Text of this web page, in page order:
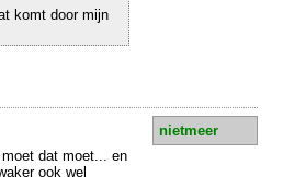
komt door mijn
nietmeer
dat moet... en
ook wel